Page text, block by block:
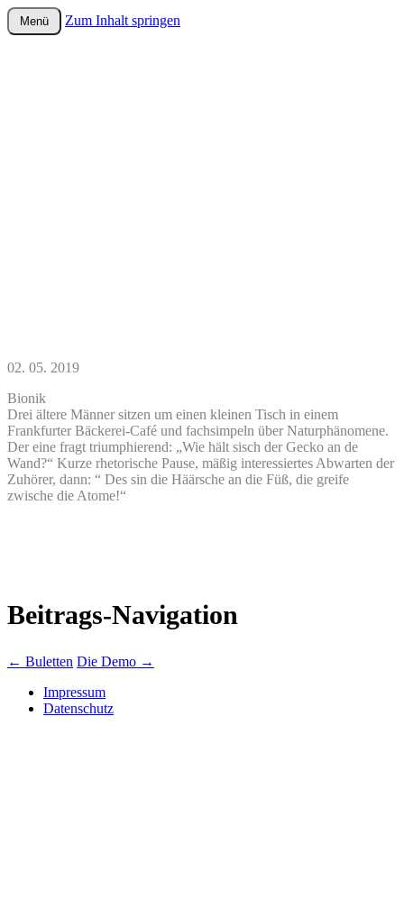
wurster-cartoon-blog.de
Menü Zum Inhalt springen
02. 05. 2019
Bionik
Drei ältere Männer sitzen um einen kleinen Tisch in einem
Frankfurter Bäckerei-Café und fachsimpeln über Naturphänomene.
Der eine fragt triumphierend: „Wie hält sisch der Gecko an de
Wand?“ Kurze rhetorische Pause, mäßig interessiertes Abwarten der
Zuhörer, dann: “ Des sin die Häärsche an die Füß, die greife
zwische die Atome!“
Beitrags-Navigation
← Buletten Die Demo →
Impressum
Datenschutz